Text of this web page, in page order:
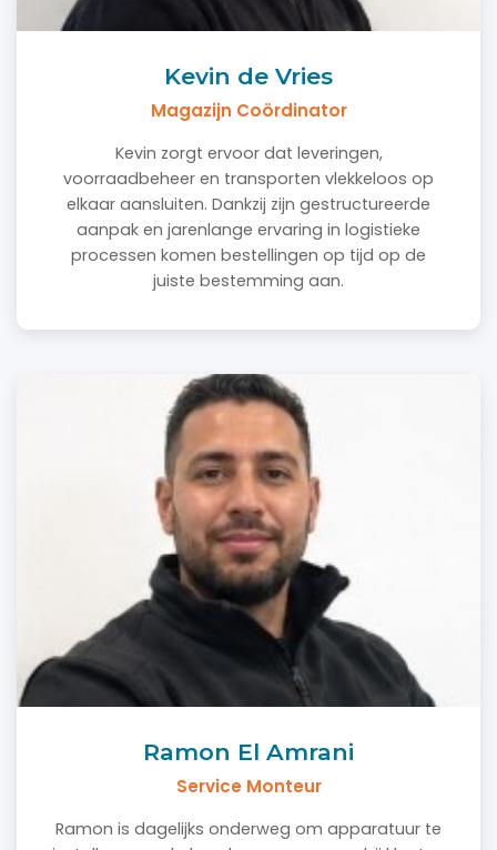
Kevin de Vries
Magazijn Coördinator
Kevin zorgt ervoor dat leveringen,
voorraadbeheer en transporten vlekkeloos op
elkaar aansluiten. Dankzij zijn gestructureerde
aanpak en jarenlange ervaring in logistieke
processen komen bestellingen op tijd op de
juiste bestemming aan.
Ramon El Amrani
Service Monteur
Ramon is dagelijks onderweg om apparatuur te